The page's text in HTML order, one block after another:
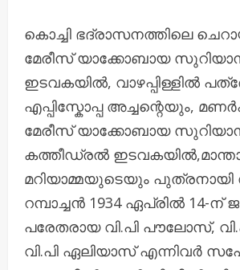
കൊച്ചി ഭദ്രാസനത്തിലെ
മേരീസ്‌ യാക്കോബായ
ഇടവകയിൽ, വാഴപ്പിള്ളിൽ
എപ്പിസ്കോപ്പ അച്ചന്റെയും,
മേരീസ് യാക്കോബായ
കത്തീഡ്രൽ
മറിയാമ്മയുടെയും പുത്രനായി
റമ്പാച്ചൻ 1934 ഏപ്രിൽ 14-ന്
പരേതരായ വി.പി പൗലോസ്,
വി.പി ഏലിയാസ് എന്നിവർ